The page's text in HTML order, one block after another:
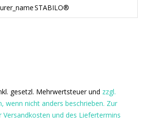
STABILO®
gesetzl. Mehrwertsteuer und zzgl.
wenn nicht anders beschrieben. Zur
Versandkosten und des Liefertermins